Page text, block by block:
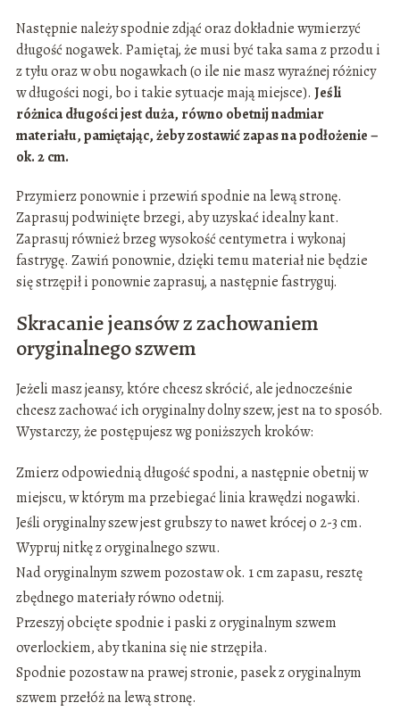
Następnie należy spodnie zdjąć oraz dokładnie wymierzyć
długość nogawek. Pamiętaj, że musi być taka sama z przodu i
z tyłu oraz w obu nogawkach (o ile nie masz wyraźnej różnicy
w długości nogi, bo i takie sytuacje mają miejsce). Jeśli
różnica długości jest duża, równo obetnij nadmiar
materiału, pamiętając, żeby zostawić zapas na podłożenie –
ok. 2 cm.
Przymierz ponownie i przewiń spodnie na lewą stronę.
Zaprasuj podwinięte brzegi, aby uzyskać idealny kant.
Zaprasuj również brzeg wysokość centymetra i wykonaj
fastrygę. Zawiń ponownie, dzięki temu materiał nie będzie
się strzępił i ponownie zaprasuj, a następnie fastryguj.
Skracanie jeansów z zachowaniem
oryginalnego szwem
Jeżeli masz jeansy, które chcesz skrócić, ale jednocześnie
chcesz zachować ich oryginalny dolny szew, jest na to sposób.
Wystarczy, że postępujesz wg poniższych kroków:
Zmierz odpowiednią długość spodni, a następnie obetnij w
miejscu, w którym ma przebiegać linia krawędzi nogawki.
Jeśli oryginalny szew jest grubszy to nawet krócej o 2-3 cm.
Wypruj nitkę z oryginalnego szwu.
Nad oryginalnym szwem pozostaw ok. 1 cm zapasu, resztę
zbędnego materiały równo odetnij.
Przeszyj obcięte spodnie i paski z oryginalnym szwem
overlockiem, aby tkanina się nie strzępiła.
Spodnie pozostaw na prawej stronie, pasek z oryginalnym
szwem przełóż na lewą stronę.